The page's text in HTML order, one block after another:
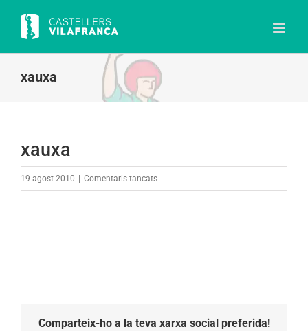
content
xauxa
xauxa
19 agost 2010 Comentaris tancatsa
Comparteix-ho a la teva xarxa social preferida!